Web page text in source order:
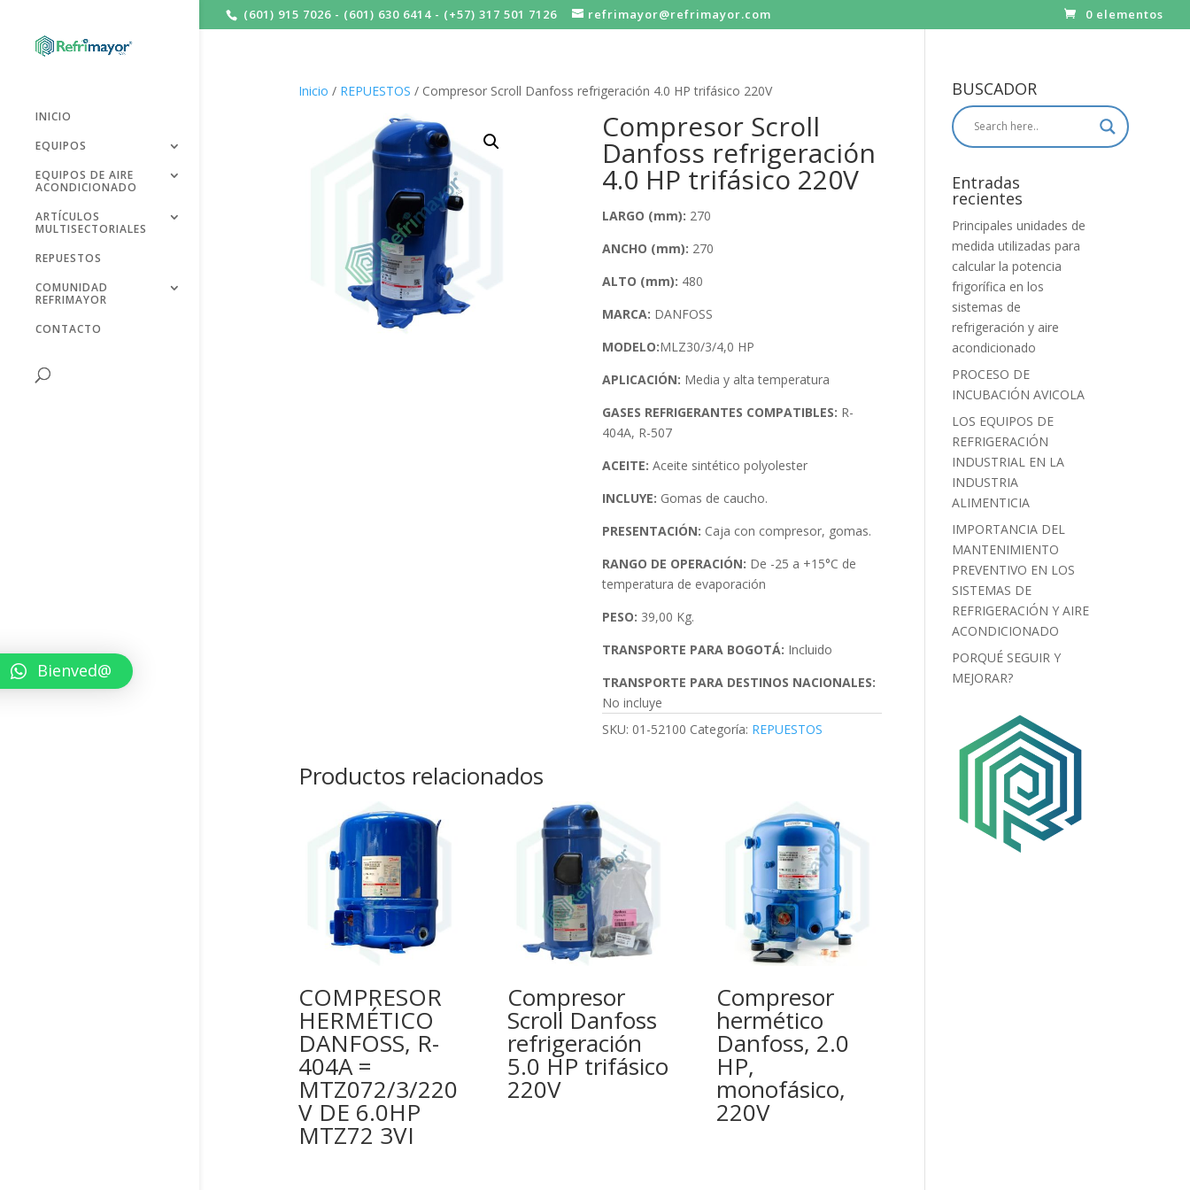
(601) 915 7026 - (601) 630 6414 - (+57) 317 501 7126 refrimayor@refrimayor.com 0 elementos
INICIO
EQUIPOS
EQUIPOS DE AIRE
ACONDICIONADO
ARTÍCULOS
MULTISECTORIALES
REPUESTOS
COMUNIDAD
REFRIMAYOR
CONTACTO
Inicio / REPUESTOS / Compresor Scroll Danfoss refrigeración 4.0 HP trifásico 220V
Compresor Scroll
Danfoss refrigeración
4.0 HP trifásico 220V
LARGO (mm): 270
ANCHO (mm): 270
ALTO (mm): 480
MARCA: DANFOSS
MODELO:MLZ30/3/4,0 HP
APLICACIÓN: Media y alta temperatura
GASES REFRIGERANTES COMPATIBLES: R-
404A, R-507
ACEITE: Aceite sintético polyolester
INCLUYE: Gomas de caucho.
PRESENTACIÓN: Caja con compresor, gomas.
RANGO DE OPERACIÓN: De -25 a +15°C de
temperatura de evaporación
PESO: 39,00 Kg.
TRANSPORTE PARA BOGOTÁ: Incluido
TRANSPORTE PARA DESTINOS NACIONALES:
No incluye
SKU: 01-52100 Categoría: REPUESTOS
Productos relacionados
COMPRESOR
HERMÉTICO
DANFOSS, R-
404A =
MTZ072/3/220
V DE 6.0HP
MTZ72 3VI
Compresor
Scroll Danfoss
refrigeración
5.0 HP trifásico
220V
Compresor
hermético
Danfoss, 2.0
HP,
monofásico,
220V
BUSCADOR
Entradas
recientes
Principales unidades de
medida utilizadas para
calcular la potencia
frigorífica en los
sistemas de
refrigeración y aire
acondicionado
PROCESO DE
INCUBACIÓN AVICOLA
LOS EQUIPOS DE
REFRIGERACIÓN
INDUSTRIAL EN LA
INDUSTRIA
ALIMENTICIA
IMPORTANCIA DEL
MANTENIMIENTO
PREVENTIVO EN LOS
SISTEMAS DE
REFRIGERACIÓN Y AIRE
ACONDICIONADO
PORQUÉ SEGUIR Y
MEJORAR?
Bienved@